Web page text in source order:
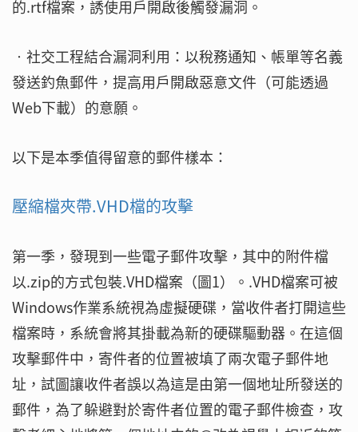
的.rtf檔案，誘使用戶開啟後觸發漏洞。
‧社交工程結合漏洞利用：以稅務通知、帳單等名義
發送釣魚郵件，提高用戶開啟惡意文件（可能透過
Web下載）的意願。
以下是本季值得留意的郵件樣本：
壓縮檔夾帶.VHD檔的攻擊
第一季，發現到一些電子郵件攻擊，其中的附件檔
以.zip的方式包裝.VHD檔案（圖1）。.VHD檔案可被
Windows作業系統視為虛擬硬碟，當收件者打開這些
檔案時，系統會將其掛載為新的硬碟驅動器。在這個
攻擊郵件中，寄件者的位置被填了兩次電子郵件地
址，試圖讓收件者誤以為這是由第一個地址所發送的
郵件，為了躲避對於寄件者位置的電子郵件檢查，攻